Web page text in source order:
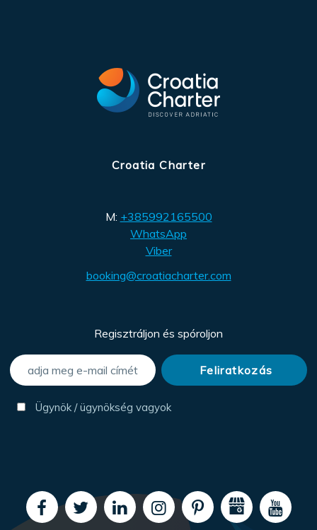
Croatia Charter
M: +385992165500
WhatsApp
Viber
booking@croatiacharter.com
Regisztráljon és spóroljon
Ügynök / ügynökség vagyok